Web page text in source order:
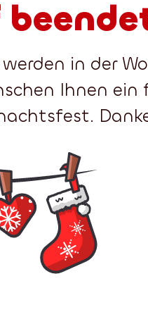
in der
Ihnen ein